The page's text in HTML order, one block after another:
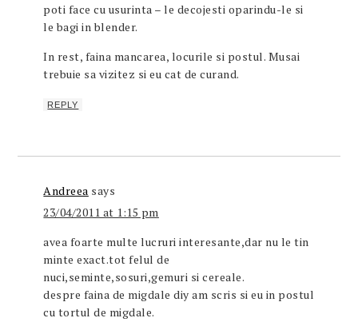
poti face cu usurinta – le decojesti oparindu-le si
le bagi in blender.
In rest, faina mancarea, locurile si postul. Musai
trebuie sa vizitez si eu cat de curand.
REPLY
Andreea says
23/04/2011 at 1:15 pm
avea foarte multe lucruri interesante,dar nu le tin
minte exact.tot felul de
nuci,seminte,sosuri,gemuri si cereale.
despre faina de migdale diy am scris si eu in postul
cu tortul de migdale.